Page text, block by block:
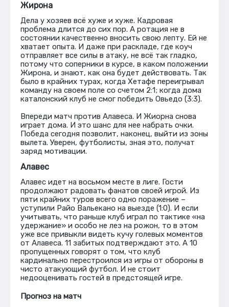
Жирона
Дела у хозяев всё хуже и хуже. Кадровая
проблема длится до сих пор. А ротация не в
состоянии качественно вносить свою лепту. Ей не
хватает опыта. И даже при раскладе, где коуч
отправляет все силы в атаку, не всё так гладко,
потому что соперники в курсе, в каком положении
Жирона, и знают, как она будет действовать. Так
было в крайних турах, когда Хетафе переигрывал
команду на своем поле со счетом 2:1; когда дома
каталонский клуб не смог победить Овьедо (3:3).
Впереди матч против Алавеса. И Жиорна снова
играет дома. И это шанс для нее набрать очки.
Победа сегодня позволит, наконец, выйти из зоны
вылета. Уверен, футболисты, зная это, получат
заряд мотивации.
Алавес
Алавес идет на восьмом месте в лиге. Гости
продолжают радовать фанатов своей игрой. Из
пяти крайних туров всего одно поражение –
уступили Райо Вальекано на выезде (1:0). И если
учитывать, что раньше клуб играл по тактике «на
удержание» и особо не лез на рожон, то в этом
уже все привыкли видеть кучу голевых моментов
от Алавеса. 11 забитых подтверждают это. А 10
пропущенных говорят о том, что клуб
кардинально перестроился из игры от обороны в
чисто атакующий футбол. И не стоит
недооценивать гостей в предстоящей игре.
Прогноз на матч